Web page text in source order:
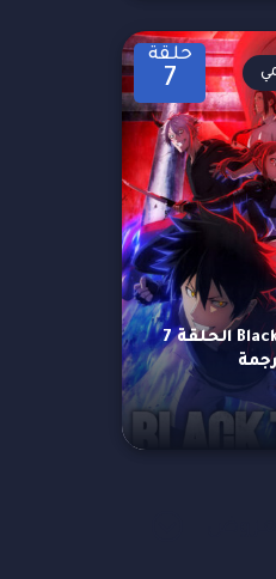
حلقة
7
انمي Black Torch الحلقة 7